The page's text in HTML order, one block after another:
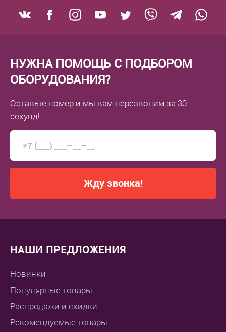
НУЖНА ПОМОЩЬ С ПОДБОРОМ
ОБОРУДОВАНИЯ?
Оставьте номер и мы вам перезвоним за 30
секунд!
Жду звонка!
НАШИ ПРЕДЛОЖЕНИЯ
Новинки
Популярные товары
Распродажи и скидки
Рекомендуемые товары